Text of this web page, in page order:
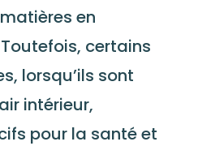
en
certains
lorsqu’ils sont
intérieur,
pour la santé et